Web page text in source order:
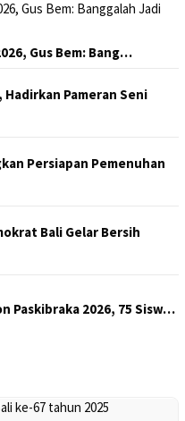
Gus Bem: Bang…
Hadirkan Pameran Seni
Persiapan Pemenuhan
Bali Gelar Bersih
Paskibraka 2026, 75 Sisw…